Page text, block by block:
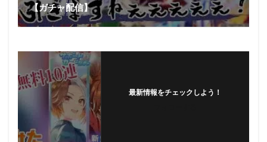
【ガチャ配信】
最新情報をチェックしよう！